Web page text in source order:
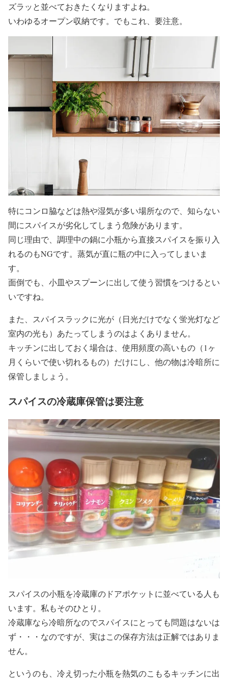
ズラッと並べておきたくなりますよね。
いわゆるオープン収納です。でもこれ、要注意。
特にコンロ脇などは熱や湿気が多い場所なので、知らない
間にスパイスが劣化してしまう危険があります。
同じ理由で、調理中の鍋に小瓶から直接スパイスを振り入
れるのもNGです。蒸気が直に瓶の中に入ってしまいま
す。
面倒でも、小皿やスプーンに出して使う習慣をつけるとい
いですね。
また、スパイスラックに光が（日光だけでなく蛍光灯など
室内の光も）あたってしまうのはよくありません。
キッチンに出しておく場合は、使用頻度の高いもの（1ヶ
月くらいで使い切れるもの）だけにし、他の物は冷暗所に
保管しましょう。
スパイスの冷蔵庫保管は要注意
スパイスの小瓶を冷蔵庫のドアポケットに並べている人も
います。私もそのひとり。
冷蔵庫なら冷暗所なのでスパイスにとっても問題はないは
ず・・・なのですが、実はこの保存方法は正解ではありま
せん。
というのも、冷え切った小瓶を熱気のこもるキッチンに出